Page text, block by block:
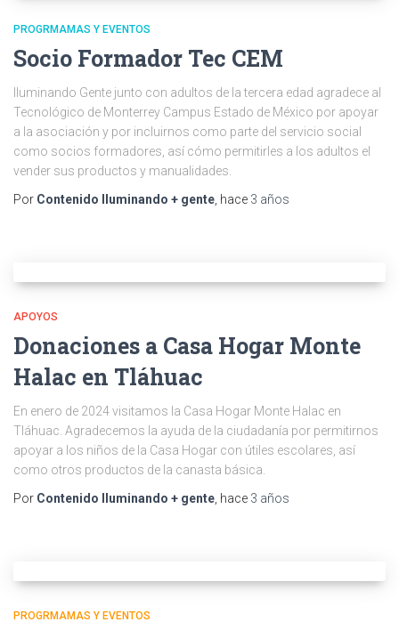
PROGRMAMAS Y EVENTOS
Socio Formador Tec CEM
Iluminando Gente junto con adultos de la tercera edad agradece al
Tecnológico de Monterrey Campus Estado de México por apoyar
a la asociación y por incluirnos como parte del servicio social
como socios formadores, así cómo permitirles a los adultos el
vender sus productos y manualidades.
Por Contenido Iluminando + gente , hace 3 años
APOYOS
Donaciones a Casa Hogar Monte
Halac en Tláhuac
En enero de 2024 visitamos la Casa Hogar Monte Halac en
Tláhuac. Agradecemos la ayuda de la ciudadanía por permitirnos
apoyar a los niños de la Casa Hogar con útiles escolares, así
como otros productos de la canasta básica.
Por Contenido Iluminando + gente , hace 3 años
PROGRMAMAS Y EVENTOS